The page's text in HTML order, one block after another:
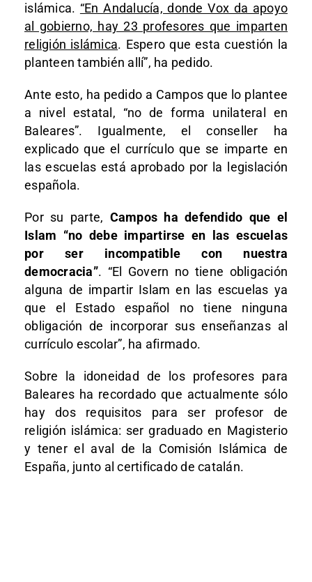
islámica. “En Andalucía, donde Vox da apoyo
al gobierno, hay 23 profesores que imparten
religión islámica. Espero que esta cuestión la
planteen también allí”, ha pedido.
Ante esto, ha pedido a Campos que lo plantee
a nivel estatal, “no de forma unilateral en
Baleares”. Igualmente, el conseller ha
explicado que el currículo que se imparte en
las escuelas está aprobado por la legislación
española.
Por su parte, Campos ha defendido que el
Islam “no debe impartirse en las escuelas
por ser incompatible con nuestra
democracia”. “El Govern no tiene obligación
alguna de impartir Islam en las escuelas ya
que el Estado español no tiene ninguna
obligación de incorporar sus enseñanzas al
currículo escolar”, ha afirmado.
Sobre la idoneidad de los profesores para
Baleares ha recordado que actualmente sólo
hay dos requisitos para ser profesor de
religión islámica: ser graduado en Magisterio
y tener el aval de la Comisión Islámica de
España, junto al certificado de catalán.